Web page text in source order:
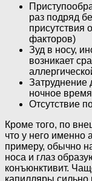
раз подряд
факторов)
Зуд в носу,
возникает
Затруднение
ночное время
Отсутствие
Кроме того, по
что у него именно
примеру, обычно
носа и глаз
конъюнктивит.
капилляры